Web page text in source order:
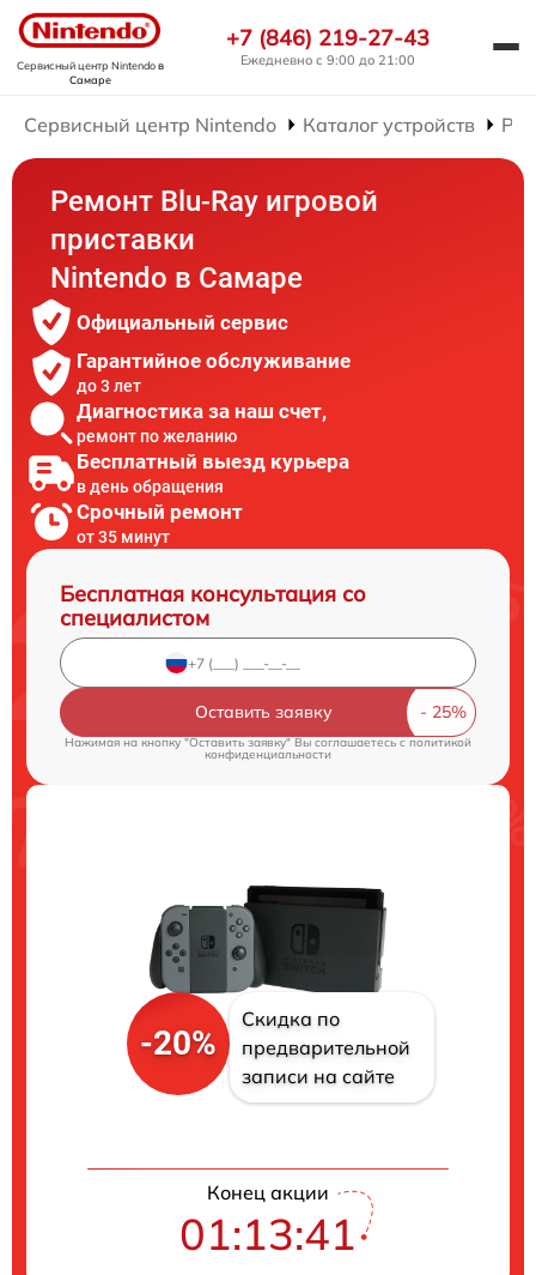
Сервисный центр Nintendoв
Самаре
+7 (846) 219-27-43
Ежедневно с 9:00 до 21:00
Сервисный центр Nintendo Каталог устройств
Ремонт Blu-Ray игровой
приставки
Nintendo в Самаре
Официальный сервис
Гарантийное обслуживание
до 3 лет
Диагностика за наш счет,
ремонт по желанию
Бесплатный выезд курьера
в день обращения
Срочный ремонт
от 35 минут
Бесплатная консультация со
специалистом
Оставить заявку
Нажимая на кнопку "Оставить заявку" Вы соглашаетесь c политикой
конфиденциальности
-20%
Скидка по
предварительной
записи на сайте
Конец акции
01:13:40